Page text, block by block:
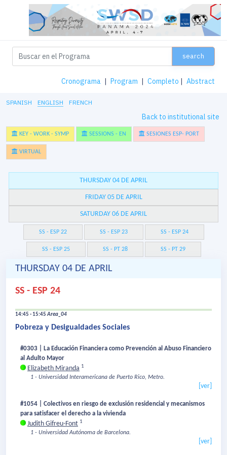
search
Cronograma | Program | Completo | Abstract
SPANISH ENGLISH FRENCH
Back to institutional site
KEY - WORK - SYMP SESSIONS - EN SESIONES ESP- PORT
VIRTUAL
THURSDAY 04 DE APRIL
FRIDAY 05 DE APRIL
SATURDAY 06 DE APRIL
SS - ESP 22 SS - ESP 23 SS - ESP 24
SS - ESP 25 SS - PT 28 SS - PT 29
THURSDAY 04 DE APRIL
SS - ESP 24
14:45 - 15:45Area_04
Pobreza y Desigualdades Sociales
#0303 | La Educación Financiera como Prevención al Abuso Financiero
al Adulto Mayor
Elizabeth Miranda 1
1 - Universidad Interamericana de Puerto Rico, Metro.
[ver]
#1054 | Colectivos en riesgo de exclusión residencial y mecanismos
para satisfacer el derecho a la vivienda
Judith Gifreu-Font 1
1 - Universidad Autónoma de Barcelona.
[ver]